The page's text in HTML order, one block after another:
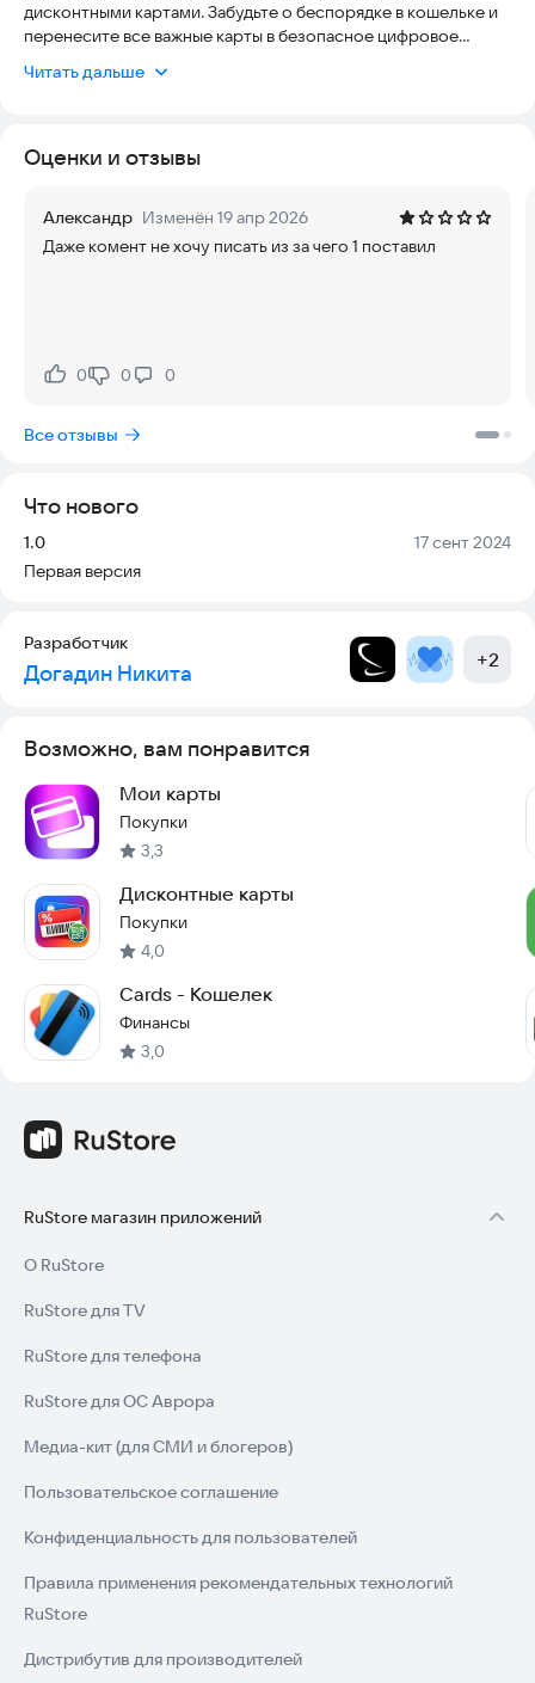
дисконтными картами. Забудьте о беспорядке в кошельке и
перенесите все важные карты в безопасное цифровое
Легко добавляйте карты, сканируя штрихкоды с помощью
Создавайте, редактируйте и удаляйте карточки по своему
Почта:dolmatineee@gmail.com
Читать дальше
Оценки и отзывы
Александр Изменён 19 апр 2026
Даже комент не хочу писать из за чего 1 поставил
Нравится:
0Не нравится:
0 0
Все отзывы
Что нового
Версия:
1.0 Дата:
17 сент 2024
Первая версия
Разработчик
Догадин Никита +2
Возможно, вам понравится
Мои карты
Покупки
3,3
Дисконтные карты
Покупки
4,0
Cards - Кошелек
Финансы
3,0
RuStore магазин приложений
О RuStore
RuStore для TV
RuStore для телефона
RuStore для ОС Аврора
Медиа-кит (для СМИ и блогеров)
Пользовательское соглашение
Конфиденциальность для пользователей
Правила применения рекомендательных технологий
RuStore
Дистрибутив для производителей